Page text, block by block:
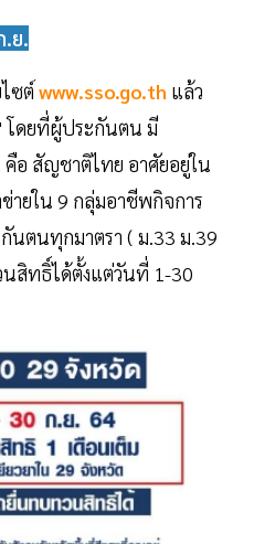
ย.
ซต์ www.sso.go.th แล้ว
โดยที่ผู้ประกันตน มี
อ สัญชาติไทย อาศัยอยู่ใน
ายใน 9 กลุ่มอาชีพกิจการ
นตนทุกมาตรา ( ม.33 ม.39
สิทธิ์ได้ตั้งแต่วันที่ 1-30